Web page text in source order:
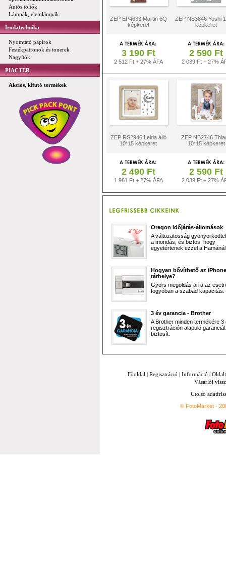
Autós töltők
Lámpák, elemlámpák
Irodatechnika
Nyomtató papírok
Festékpatronok és tonerek
Nagyítók
PIACTÉR
Akciós, kifutó termékek
ZEP EP4633 Martin 6Q
képkeret
ZEP NB3846 Yoshi
képkeret
3 190 Ft
2 512 Ft + 27% ÁFA
2 590 Ft
2 039 Ft + 27%
ZEP RS2946 Leida álló
10*15 képkeret
ZEP NB2746
10*15 képkeret
2 490 Ft
1 961 Ft + 27% ÁFA
2 590 Ft
2 039 Ft + 27%
Oregon időjárás-állomások
A változatosság
a mondás, és biztos, hogy
egyetértenek ezzel a
Hogyan bővíthető az iPhone
tárhelye?
Gyors megoldás arra az
fogyóban a szabad kapacitás.
3 év garancia - Brother
A Brother minden termékére 3
regisztráción alapuló garanciát
biztosít.
Főoldal | Regisztráció | Információ |
Vásárlói
Utolsó
© FotoMarket -